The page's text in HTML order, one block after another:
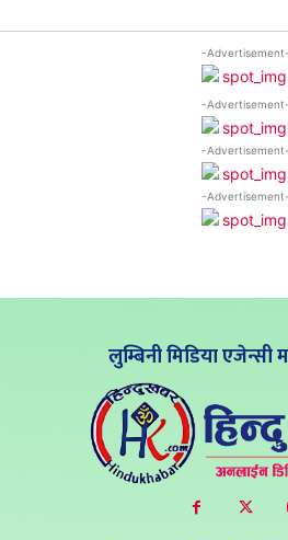
-Advertisement-
-Advertisement-
-Advertisement-
-Advertisement-
लुम्बिनी मिडिया एजेन्सी